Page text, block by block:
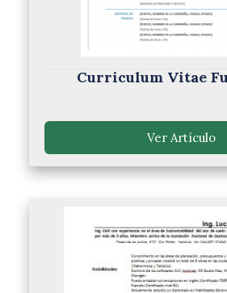
Curriculum Vitae
Ver Artículo